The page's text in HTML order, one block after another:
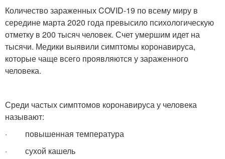
Количество зараженных COVID-19 по всему миру в
середине марта 2020 года превысило психологическую
отметку в 200 тысяч человек. Счет умершим идет на
тысячи. Медики выявили симптомы коронавируса,
которые чаще всего проявляются у зараженного
человека.
Среди частых симптомов коронавируса у человека
называют:
· повышенная температура
· сухой кашель